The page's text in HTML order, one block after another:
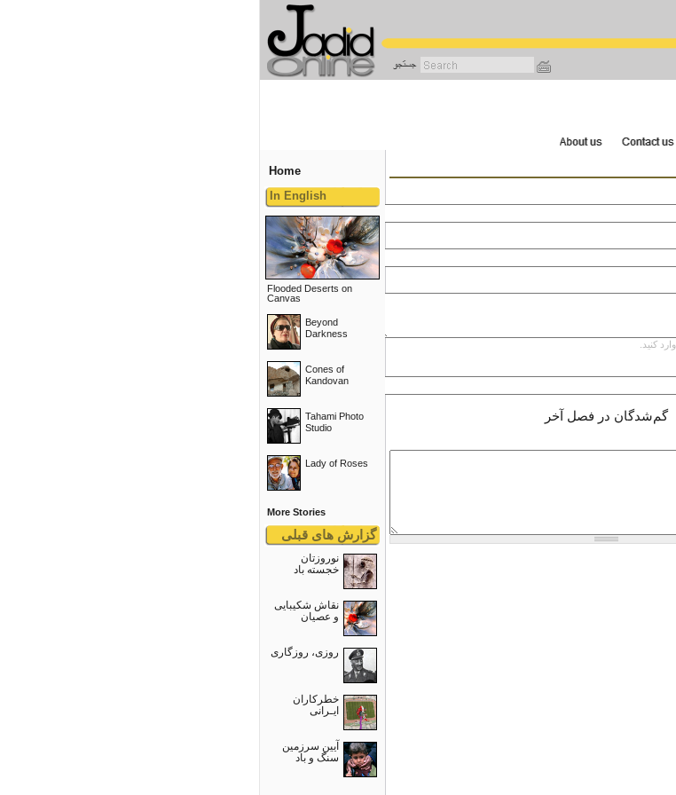
Home
In English
Flooded Deserts on
Canvas
Beyond
Darkness
Cones of
Kandovan
Tahami Photo
Studio
Lady of Roses
More Stories
گزارش های قبلی
نوروزتان
خجسته باد
نقاش شکیبایی
و عصيان
روزی، روزگاری
خطرکاران
ایـرانی
آیین سرزمین
سنگ و باد
کنید.
گم‌شدگان در فصل آخر